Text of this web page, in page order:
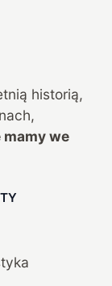
historią,
we